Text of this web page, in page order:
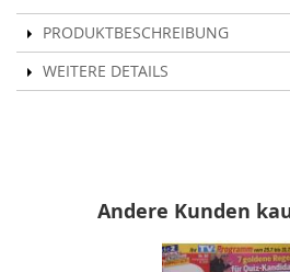
PRODUKTBESCHREIBUNG
WEITERE DETAILS
Andere Kunden